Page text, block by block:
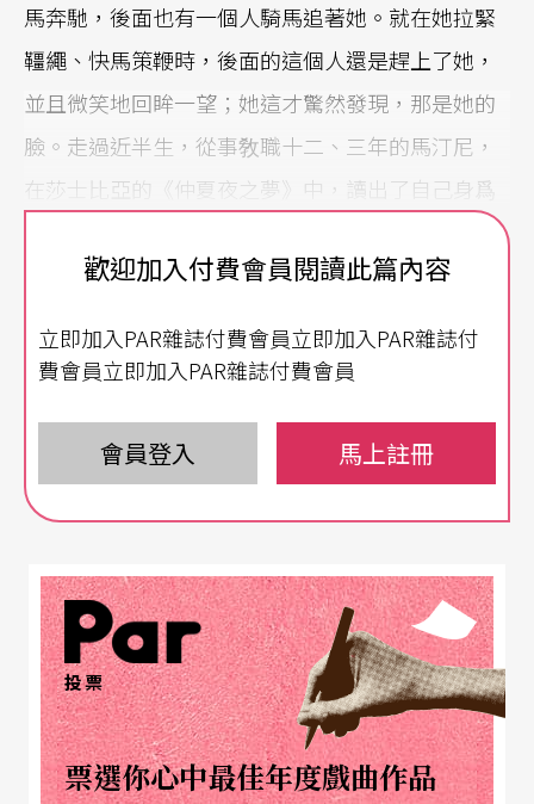
馬奔馳，後面也有一個人騎馬追著她。就在她拉緊
韁繩、快馬策鞭時，後面的這個人還是趕上了她，
並且微笑地回眸一望；她這才驚然發現，那是她的
臉。走過近半生，從事敎職十二、三年的馬汀尼，
在莎士比亞的《仲夏夜之夢》中，讀出了自己身爲
地的心情，她將協同學校裡一批個性特異、天眞瀾
躍的幾位設計群，在五月的仲夏夜裡，把俯瞰關渡
與台灣社會共鳴
究之後，在莎士比亞的劇本中，找出許多可與台灣
社會共鳴的線索。從開場的一對新婚夫妻席修斯王
與熹波麗塔簡練的應對之後，在長達一百多行的對
話過程中，劇中這位即將與「宮廷權貴」成親的亞
美松女王熹波麗塔，竟再無一句台詞；馬汀尼表
示，台灣女性習慣在男人面前沈默，這次她要透過
歡迎加入付費會員閱讀此篇內容
立即加入PAR雜誌付費會員立即加入PAR雜誌付
費會員立即加入PAR雜誌付費會員
會員登入 馬上註冊
投票
票選你心中最佳年度戲曲作品